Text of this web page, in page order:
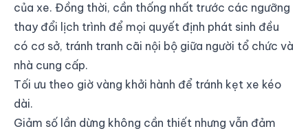
của xe. Đồng thời, cần thống nhất trước các ngưỡng
thay đổi lịch trình để mọi quyết định phát sinh đều
có cơ sở, tránh tranh cãi nội bộ giữa người tổ chức và
nhà cung cấp.
Tối ưu theo giờ vàng khởi hành để tránh kẹt xe kéo
dài.
Giảm số lần dừng không cần thiết nhưng vẫn đảm